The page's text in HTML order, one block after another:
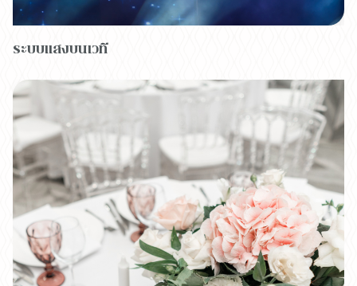
ระบบแสงบนเวที